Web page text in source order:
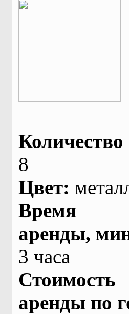
Количество
8
Цвет:
Время
аренды,
3 часа
Стоимость
аренды по